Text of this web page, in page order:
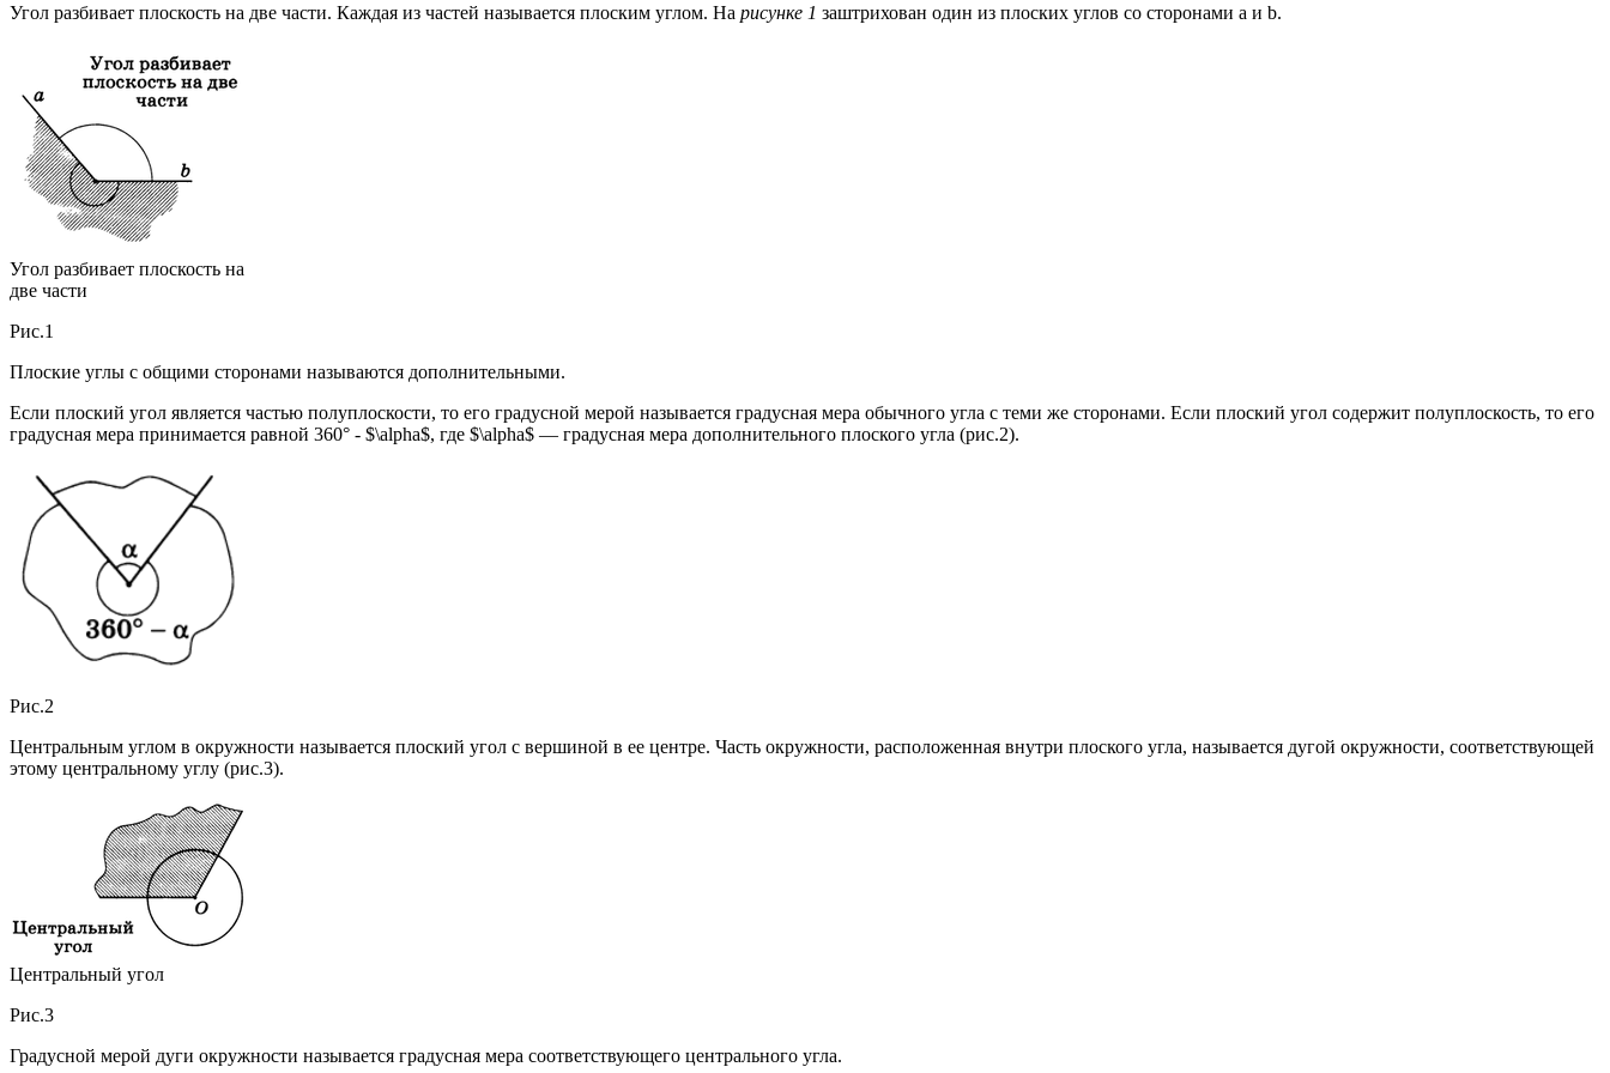
Угол разбивает плоскость на две части. Каждая из частей называется плоским углом. На рисунке 1 заштрихован один из плоских углов со сторонами a и b.
Угол разбивает плоскость на
две части
Рис.1
Плоские углы с общими сторонами называются дополнительными.
Если плоский угол является частью полуплоскости, то его градусной мерой называется градусная мера обычного угла с теми же сторонами. Если плоский угол содержит полуплоскость, то его
градусная мера принимается равной 360° - $\alpha$, где $\alpha$ — градусная мера дополнительного плоского угла (рис.2).
Рис.2
Центральным углом в окружности называется плоский угол с вершиной в ее центре. Часть окружности, расположенная внутри плоского угла, называется дугой окружности, соответствующей
этому центральному углу (рис.3).
Центральный угол
Рис.3
Градусной мерой дуги окружности называется градусная мера соответствующего центрального угла.